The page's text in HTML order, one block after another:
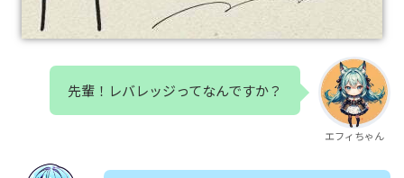
先輩！レバレッジってなんですか？
エフィちゃん